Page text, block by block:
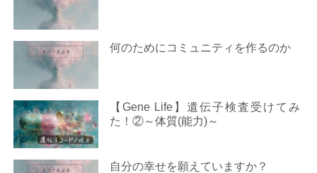
何のためにコミュニティを作るのか
【Gene Life】遺伝子検査受けてみ
た！②～体質(能力)～
自分の幸せを願えていますか？